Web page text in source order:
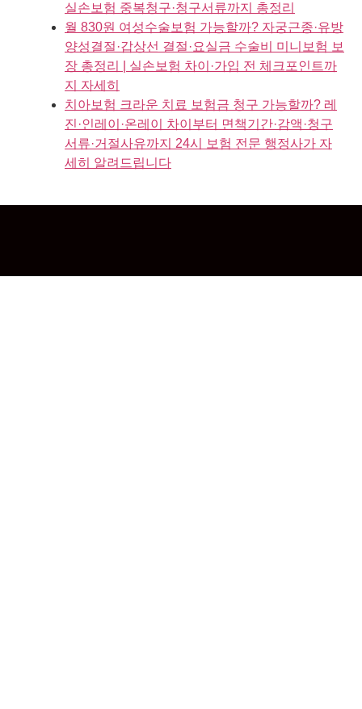
실손보험 중복청구·청구서류까지 총정리
월 830원 여성수술보험 가능할까? 자궁근종·유방
양성결절·갑상선 결절·요실금 수술비 미니보험 보
장 총정리 | 실손보험 차이·가입 전 체크포인트까
지 자세히
치아보험 크라운 치료 보험금 청구 가능할까? 레
진·인레이·온레이 차이부터 면책기간·감액·청구
서류·거절사유까지 24시 보험 전문 행정사가 자
세히 알려드립니다